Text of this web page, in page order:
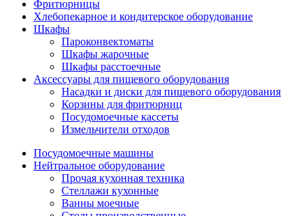
Фритюрницы
Хлебопекарное и кондитерское оборудование
Шкафы
Пароконвектоматы
Шкафы жарочные
Шкафы расстоечные
Аксессуары для пищевого оборудования
Насадки и диски для пищевого оборудования
Корзины для фритюрниц
Посудомоечные кассеты
Измельчители отходов
Посудомоечные машины
Нейтральное оборудование
Прочая кухонная техника
Стеллажи кухонные
Ванны моечные